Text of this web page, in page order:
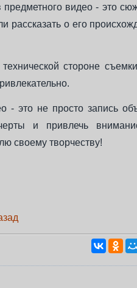
видео - это
рассказать о его
стороне
- это не просто запись
черты и привлечь
своему творчеству!